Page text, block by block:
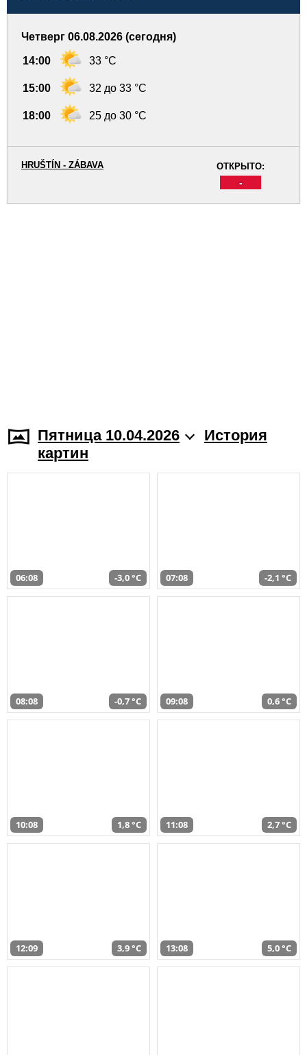
Четверг 06.08.2026 (сегодня)
14:00 33 °C
15:00 32 до 33 °C
18:00 25 до 30 °C
ОТКРЫТО:
-
HRUŠTÍN - ZÁBAVA
Пятница 10.04.2026
История
картин
06:08 -3,0 °C 07:08 -2,1 °C
08:08 -0,7 °C 09:08 0,6 °C
10:08 1,8 °C 11:08 2,7 °C
12:09 3,9 °C 13:08 5,0 °C